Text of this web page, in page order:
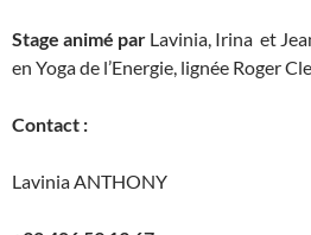
Stage animé par Lavinia, Irina et
en Yoga de l’Energie, lignée Roger
Contact :
Lavinia ANTHONY